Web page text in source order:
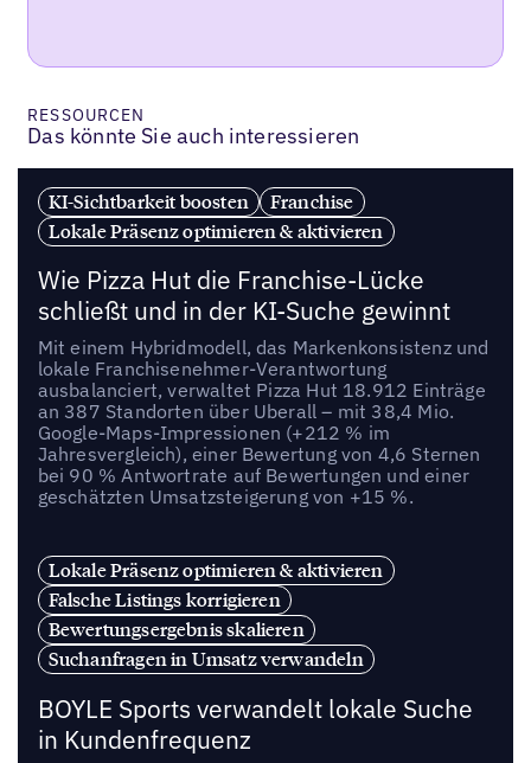
RESSOURCEN
Das könnte Sie auch interessieren
KI-Sichtbarkeit boosten
Franchise
Lokale Präsenz optimieren & aktivieren
Wie Pizza Hut die Franchise-Lücke
schließt und in der KI-Suche gewinnt
Mit einem Hybridmodell, das Markenkonsistenz und
lokale Franchisenehmer-Verantwortung
ausbalanciert, verwaltet Pizza Hut 18.912 Einträge
an 387 Standorten über Uberall – mit 38,4 Mio.
Google-Maps-Impressionen (+212 % im
Jahresvergleich), einer Bewertung von 4,6 Sternen
bei 90 % Antwortrate auf Bewertungen und einer
geschätzten Umsatzsteigerung von +15 %.
Lokale Präsenz optimieren & aktivieren
Falsche Listings korrigieren
Bewertungsergebnis skalieren
Suchanfragen in Umsatz verwandeln
BOYLE Sports verwandelt lokale Suche
in Kundenfrequenz